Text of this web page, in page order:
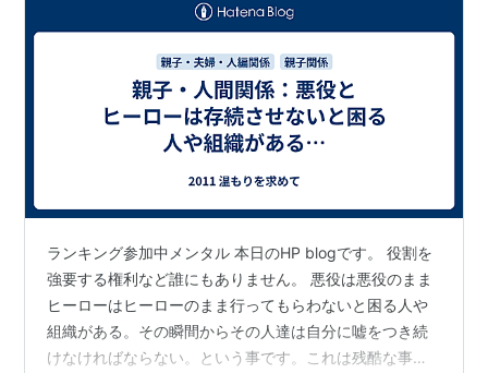
ランキング参加中メンタル 本日のHP blogです。 役割を
強要する権利など誰にもありません。 悪役は悪役のまま
ヒーローはヒーローのまま行ってもらわないと困る人や
組織がある。その瞬間からその人達は自分に嘘をつき続
けなければならない。という事です。これは残酷な事で